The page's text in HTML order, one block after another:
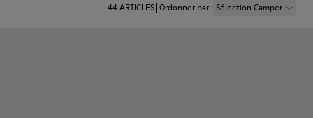
44ARTICLES Ordonner par: Sélection Camper